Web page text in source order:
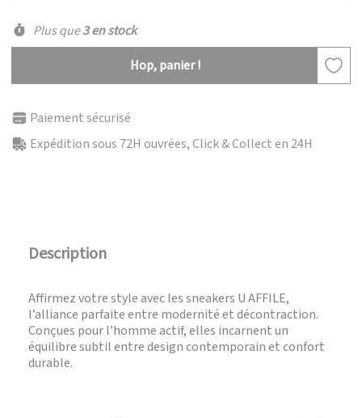
Plus que3 en stock
Hop, panier !
Paiement sécurisé
Expédition sous 72H ouvrées, Click & Collect en 24H
Description
Affirmez votre style avec les sneakers U AFFILE,
l’alliance parfaite entre modernité et décontraction.
Conçues pour l’homme actif, elles incarnent un
équilibre subtil entre design contemporain et confort
durable.